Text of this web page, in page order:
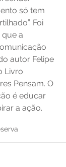
só tem
Foi
a
autor Felipe
Livro
Pensam. O
é educar
a ação.